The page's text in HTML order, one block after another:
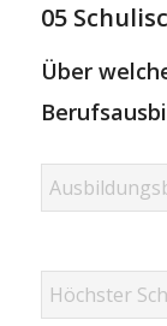
05
Über